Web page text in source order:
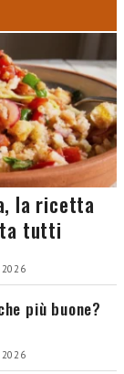
la ricetta
tutti
più buone?